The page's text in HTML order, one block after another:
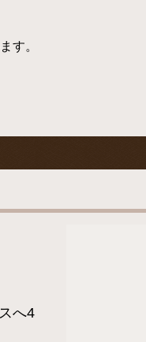
す。
へ4